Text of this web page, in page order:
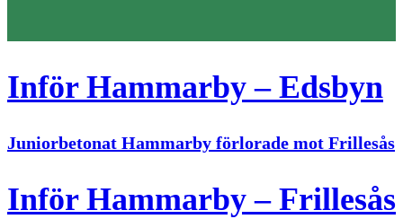
Inför Hammarby – Edsbyn
Juniorbetonat Hammarby förlorade mot Frillesås
Inför Hammarby – Frillesås